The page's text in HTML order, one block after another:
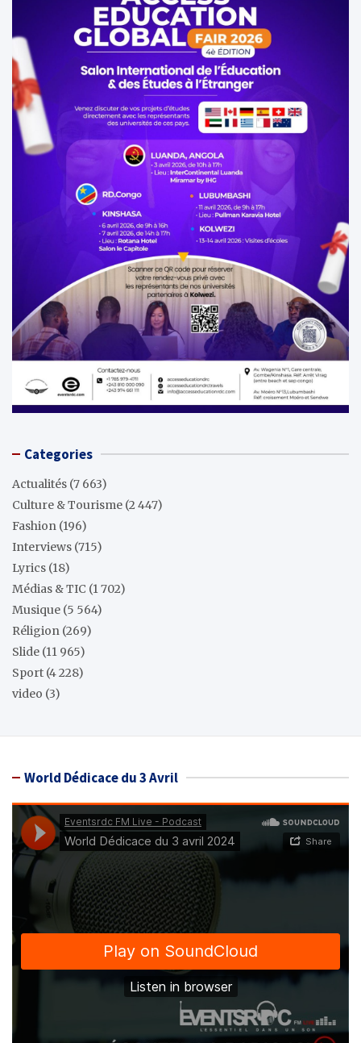
Categories
Actualités (7 663)
Culture & Tourisme (2 447)
Fashion (196)
Interviews (715)
Lyrics (18)
Médias & TIC (1 702)
Musique (5 564)
Réligion (269)
Slide (11 965)
Sport (4 228)
video (3)
World Dédicace du 3 Avril